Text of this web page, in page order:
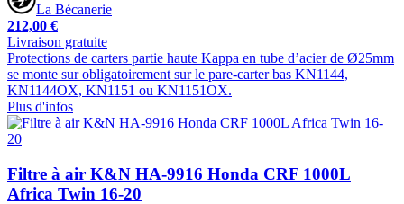
La Bécanerie
212,00 €
Livraison gratuite
Protections de carters partie haute Kappa en tube d’acier de Ø25mm
se monte sur obligatoirement sur le pare-carter bas KN1144,
KN1144OX, KN1151 ou KN1151OX.
Plus d'infos
Filtre à air K&N HA-9916 Honda CRF 1000L
Africa Twin 16-20